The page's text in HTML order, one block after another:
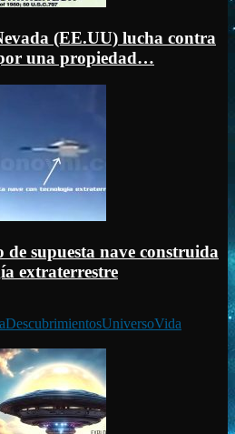
(EE.UU) lucha contra
una propiedad…
supuesta nave construida
extraterrestre
DescubrimientosUniversoVida